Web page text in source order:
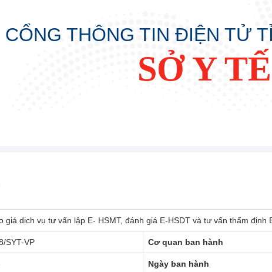
CỔNG THÔNG TIN ĐIỆN TỬ
SỞ Y TẾ
giá dịch vụ tư vấn lập E- HSMT, đánh giá E-HSDT và tư vấn thẩm
SYT-VP Cơ quan ban hành
Ngày ban hành